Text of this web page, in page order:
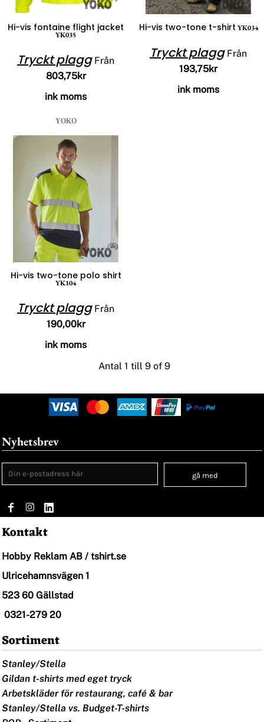
Hi-vis fontaine flight jacket
YK035
Tryckt plaggFrån
803,75kr
ink moms
Hi-vis two-tone t-shirt YK034
Tryckt plaggFrån
193,75kr
ink moms
YOKO
Hi-vis two-tone polo shirt
YK104
Tryckt plaggFrån
190,00kr
ink moms
Antal 1 till 9 of 9
Nyhetsbrev
gå med
Kontakt
Hobby Reklam AB / tshirt.se
Ulricehamnsvägen 1
523 60 Gällstad
0321-279 20
Sortiment
Stanley/Stella
Gildan t-shirts med eget tryck
Arbetskläder för restaurang, café & bar
Stanley/Stella vs. Budget-T-shirts